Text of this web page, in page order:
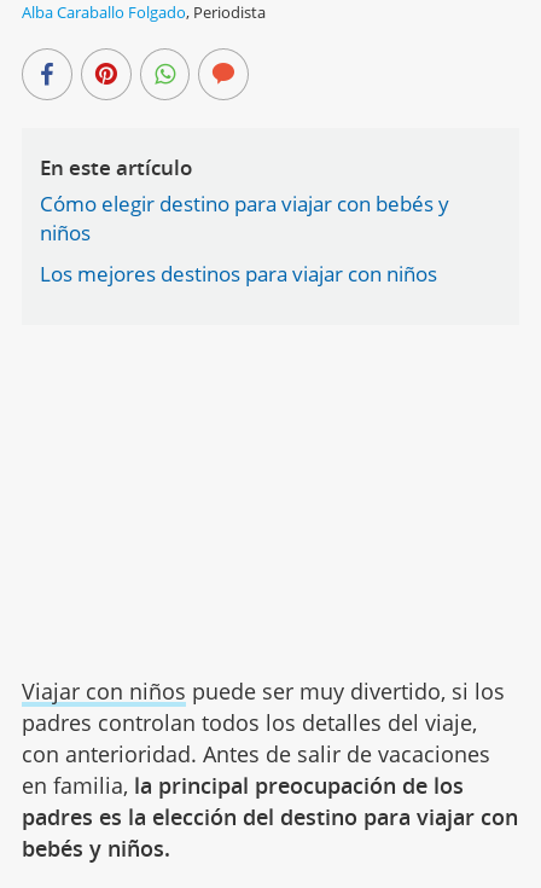
Alba Caraballo Folgado, Periodista
En este artículo
Cómo elegir destino para viajar con bebés y
niños
Los mejores destinos para viajar con niños
Viajar con niños puede ser muy divertido, si los
padres controlan todos los detalles del viaje,
con anterioridad. Antes de salir de vacaciones
en familia, la principal preocupación de los
padres es la elección del destino para viajar con
bebés y niños.